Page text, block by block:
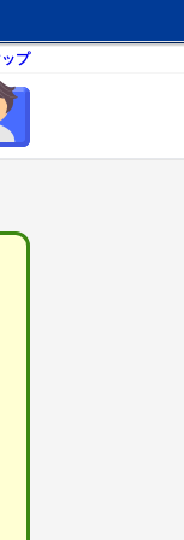
プ